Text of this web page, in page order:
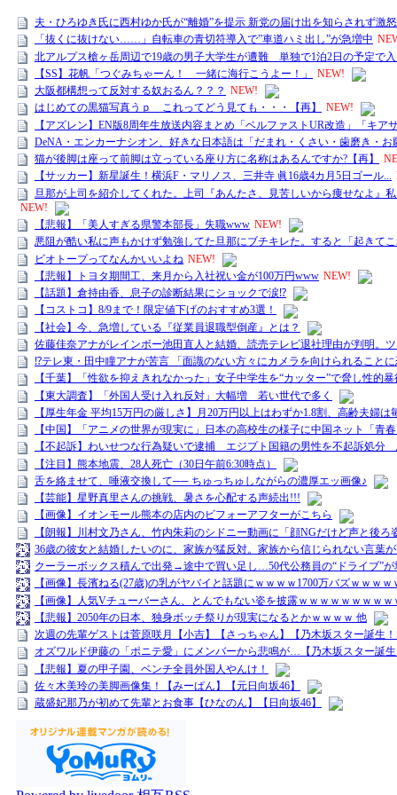
夫・ひろゆき氏に西村ゆか氏が“離婚”を提示 新党の届け出を知らされず激
「抜くに抜けない……」自転車の青切符導入で”車道ハミ出し”が急増中
北アルプス槍ヶ岳周辺で19歳の男子大学生が遭難 単独で1泊2日の予定で
【SS】花帆「つぐみちゃーん！ 一緒に海行こうよー！」
NEW!
大阪都構想って反対する奴おるん？？？ NEW!
はじめての黒猫写真うｐ これってどう見ても・・・【再】
NEW!
【アズレン】EN版8周年生放送内容まとめ「ベルファストUR改造」「キア
DeNA・エンカーナシオン、好きな日本語は「だまれ・くさい・歯磨き・
猫が後脚は座って前脚は立っている座り方に名称はあるんですか?【再】
【サッカー】新星誕生！横浜F・マリノス、三井寺 眞16歳4カ月5日ゴール...
旦那が上司を紹介してくれた。上司『あんたさ、見苦しいから痩せなよ
NEW!
【悲報】「美人すぎる県警本部長」失職www NEW!
悪阻が酷い私に声もかけず勉強してた旦那にブチキレた。すると「起きて
ビオトープってなんかいいよね NEW!
【悲報】トヨタ期間工、来月から入社祝い金が100万円www NEW!
【話題】倉持由香、息子の診断結果にショックで涙⁉
【コストコ】8/9まで！限定値下げのおすすめ3選！
【社会】今、急増している『従業員退職型倒産』とは？
佐藤佳奈アナがレインボー池田直人と結婚、読売テレビ退社理由が判明。
⁉️テレ東・田中瞳アナが苦言 「面識のない方々にカメラを向けられるこ
【千葉】「性欲を抑えきれなかった」女子中学生を“カッター”で脅し性
【東大調査】「外国人受け入れ反対」大幅増 若い世代で多く
【厚生年金 平均15万円の厳しさ】月20万円以上はわずか1.8割、高齢夫婦は
【中国】「アニメの世界が現実に」日本の高校生の様子に中国ネット「青
【不起訴】わいせつな行為疑いで逮捕 エジプト国籍の男性を不起訴処分
【注目】熊本地震、28人死亡（30日午前6:30時点）
舌を絡ませて、唾液交換して── ちゅっちゅしながらの濃厚エッ画像♪
【芸能】星野真里さんの挑戦、暑さを心配する声続出!!!
【画像】イオンモール熊本の店内のビフォーアフターがこちら
【朗報】川村文乃さん、竹内朱莉のシドニー動画に「顔NGだけど声と後
36歳の彼女と結婚したいのに、家族が猛反対。家族から信じられない言葉
クーラーボックス積んで出発→途中で買い足し…50代公務員の“ドライブ”が
【画像】長濱ねる(27歳)の乳がヤバイと話題にｗｗｗｗ1700万バズｗｗｗ
【画像】人気Vチューバーさん、とんでもない姿を披露ｗｗｗｗｗｗｗｗｗ
【悲報】2050年の日本、独身ボッチ祭りが現実になるとかｗｗｗｗ 他
次週の先輩ゲストは菅原咲月【小吉】【さっちゃん】【乃木坂スター誕生
オズワルド伊藤の「ポニテ愛」にメンバーから悲鳴が…【乃木坂スター誕
【悲報】夏の甲子園、ベンチ全員外国人やんけ！
佐々木美玲の美脚画像集！【みーぱん】【元日向坂46】
蔵盛妃那乃が初めて先輩とお食事【ひなのん】【日向坂46】